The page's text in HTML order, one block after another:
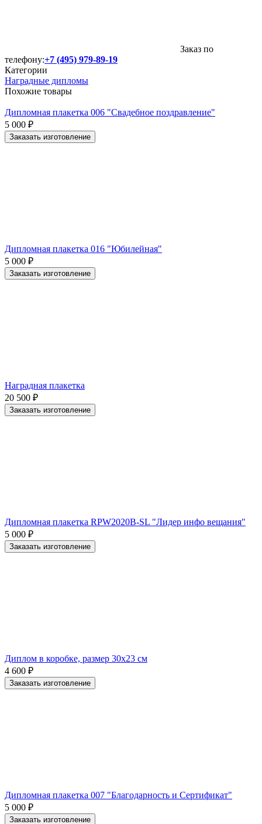
Заказ по
телефону:+7 (495) 979-89-19
Категории
Наградные дипломы
Похожие товары
Дипломная плакетка 006 "Свадебное поздравление"
5 000 ₽
Заказать изготовление
Дипломная плакетка 016 "Юбилейная"
5 000 ₽
Заказать изготовление
Наградная плакетка
20 500 ₽
Заказать изготовление
Дипломная плакетка RPW2020B-SL "Лидер инфо вещания"
5 000 ₽
Заказать изготовление
Диплом в коробке, размер 30х23 см
4 600 ₽
Заказать изготовление
Дипломная плакетка 007 "Благодарность и Сертификат"
5 000 ₽
Заказать изготовление